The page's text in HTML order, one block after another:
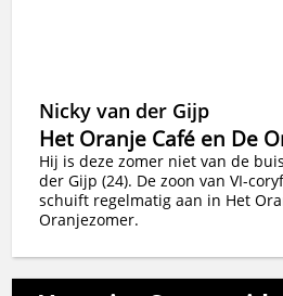
Nicky van der Gijp
Het Oranje Café en De
Hij is deze zomer niet van de
der Gijp (24). De zoon van VI-
schuift regelmatig aan in Het
Oranjezomer.